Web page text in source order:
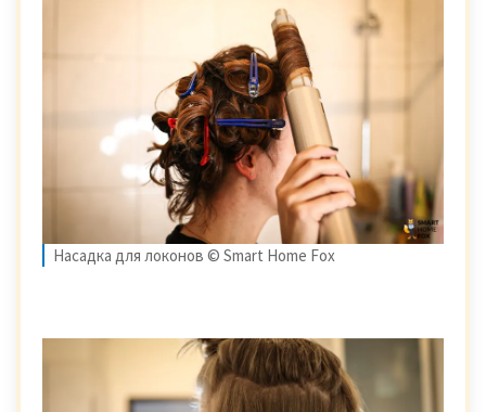
Насадка для локонов © Smart Home Fox